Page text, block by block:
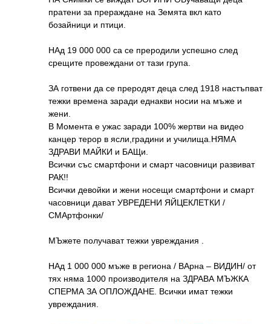
пратени за прераждане на Земята вкл като
бозайници и птици.
НАд 19 000 000 са се преродили успешно след
срещите провеждани от тази група.
ЗА готвени да се преродят деца след 1918 настъпват
тежки времена заради еднакви носии на мъже и
жени.
В Момента е ужас заради 100% жертви на видео
канцер терор в ясли,градини и училища.НЯМА
ЗДРАВИ МАЙКИ и БАЩи.
Всички със смартфони и смарт часовници развиват
РАК!!
Всички девойки и жени носещи смартфони и смарт
часовници дават УВРЕДЕНИ ЯЙЦЕКЛЕТКИ /
СМАртфонки/
МЪжете получават тежки увреждания .
НАд 1 000 000 мъже в региона / ВАрна – ВИДИН/ от
тях няма 1000 производителя на ЗДРАВА МЪЖКА
СПЕРМА ЗА ОПЛОЖДАНЕ. Всички имат тежки
увреждания.